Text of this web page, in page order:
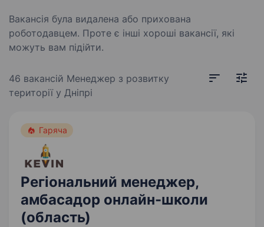
Вакансія була видалена або прихована
роботодавцем. Проте є інші хороші вакансії, які
можуть вам підійти.
46 вакансій Менеджер з розвитку
території у Дніпрі
Гаряча
Регіональний менеджер,
амбасадор онлайн-школи
(область)